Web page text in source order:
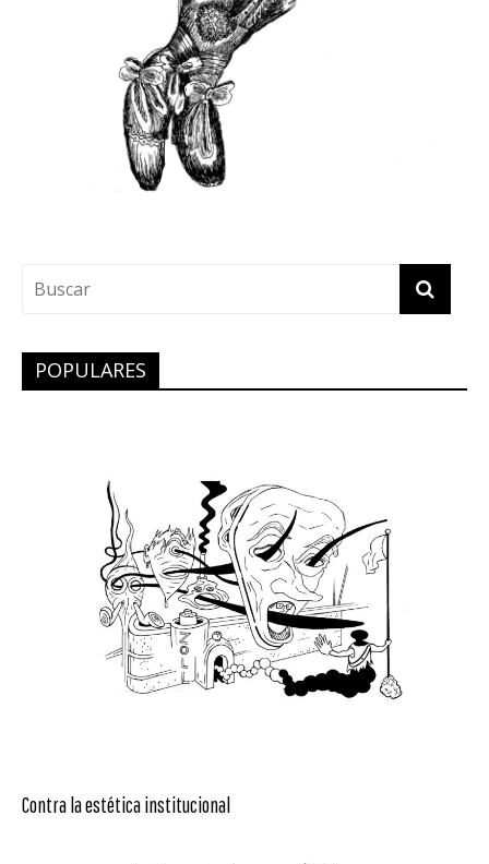
POPULARES
Contra la estética institucional